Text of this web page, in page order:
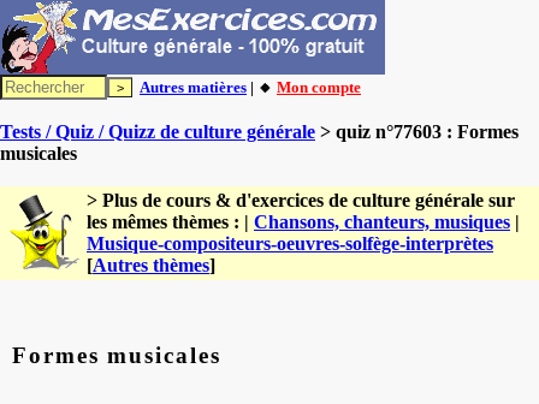
Autres matières | 🔸 Mon compte
Tests / Quiz / Quizz de culture générale > quiz n°77603 : Formes
musicales
> Plus de cours & d'exercices de culture générale sur
les mêmes thèmes : | Chansons, chanteurs, musiques |
Musique-compositeurs-oeuvres-solfège-interprètes
[Autres thèmes]
Formes musicales